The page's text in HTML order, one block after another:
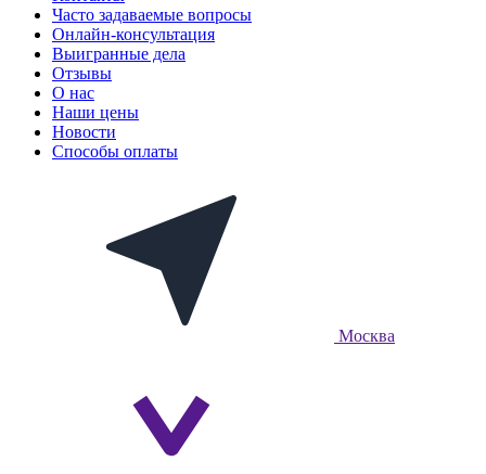
Часто задаваемые вопросы
Онлайн-консультация
Выигранные дела
Отзывы
О нас
Наши цены
Новости
Способы оплаты
Москва